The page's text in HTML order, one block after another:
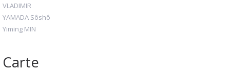
VLADIMIR
YAMADA Sôshô
Yiming MIN
Carte